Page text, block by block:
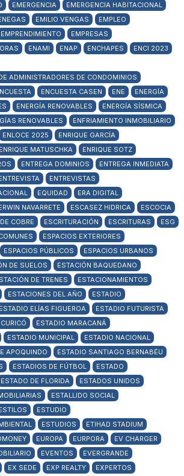
EMERGENCIA
EMERGENCIA HABITACIONAL
EMILIO VENGAS
EMPLEO
EMPRENDIMIENTO
EMPRESAS
ENAMI ENAP ENCHAPES
ENCI 2023
ADMINISTRADORES DE CONDOMINIOS
ENCUESTA CASEN ENE
ENERGÍA
ENERGÍA RENOVABLES
ENERGÍA SÍSMICA
RENOVABLES
ENFRIAMIENTO INMOBILIARIO
ENLOCE 2025
ENRIQUE GARCÍA
ENRIQUE MATUSCHKA
ENRIQUE SOTZ
ENTREGA DOMINIOS
ENTREGA INMEDIATA
ENTREVISTAS
EQUIDAD
ERA DIGITAL
NAVARRETE ESCASEZ HIDRICA
ESCOCIA
COBRE ESCRITURACIÓN ESCRITURAS
ESG
ESPACIOS EXTERIORES
ESPACIOS PÚBLICOS
ESPACIOS URBANOS
DE SUELOS
ESTACIÓN BAQUEDANO
DE TRENES
ESTACIONAMIENTOS
ESTACIONES DEL AÑO
ESTADIO
ESTADIO ELÍAS FIGUEROA
ESTADIO FUTURISTA
ESTADIO MARACANÁ
ESTADIO MUNICIPAL
ESTADIO NACIONAL
APOQUINDO
ESTADIO SANTIAGO BERNABÉU
ESTADIOS DE FÚTBOL
ESTADO
ESTADO DE FLORIDA
ESTADOS UNIDOS
ESTALLIDO SOCIAL
ESTUDIO
ESTUDIOS
ETIHAD STADIUM
EUROPA EURPORA
EV CHARGER
EVENTOS
EVERGRANDE
EX SEDE EXP REALTY EXPERTOS